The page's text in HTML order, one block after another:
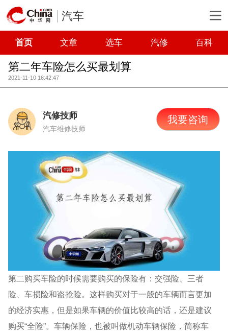
汽车
首页 文章 选车 汽修 百科
第二年车险怎么买最划算
2021-11-10 16:42:47
汽修技师
汽车维修技师
我要咨询
第二购买车险的时候需要购买的保险有：交强险、三者
险、车损险和盗抢险。这样购买对于一般的车辆而言更加
的经济实惠，但是如果车辆的价值比较高的话，还是建议
购买“全险”。车辆保险，也被叫做机动车辆保险，简称车